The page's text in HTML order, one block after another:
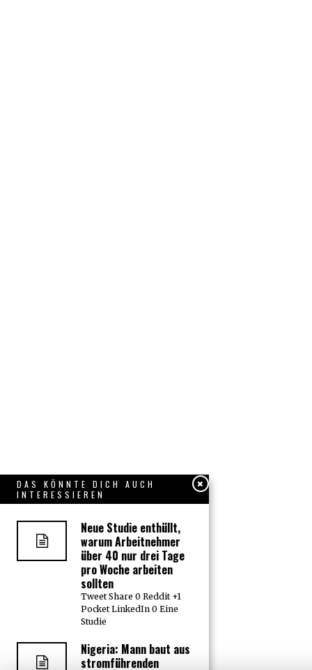
DAS KÖNNTE DICH AUCH
INTERESSIEREN
Neue Studie enthüllt,
warum Arbeitnehmer
über 40 nur drei Tage
pro Woche arbeiten
sollten
Tweet Share 0 Reddit +1
Pocket LinkedIn 0 Eine
Studie
Nigeria: Mann baut aus
stromführenden